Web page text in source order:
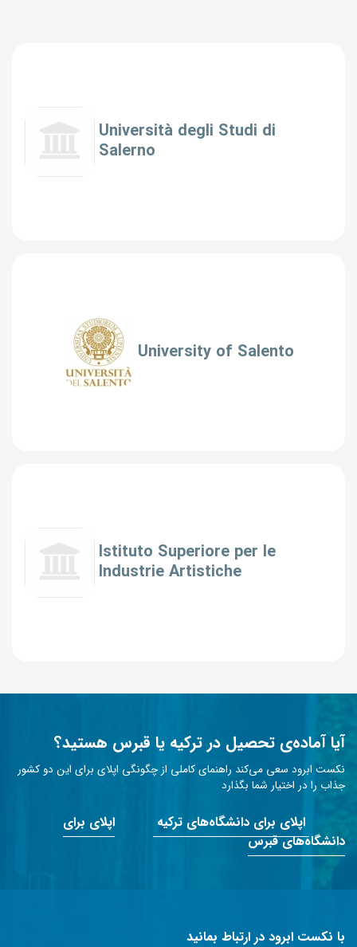
Università degli Studi di
Salerno
University of Salento
Istituto Superiore per le
Industrie Artistiche
آیا آماده‌ی تحصیل در ترکیه یا قبرس هستید؟
نکست ابرود سعی می‌کند راهنمای کاملی از چگونگی اپلای برای این دو کشور
جذاب را در اختیار شما بگذارد
اپلای برای دانشگاه‌های ترکیه
اپلای برای
دانشگاه‌های قبرس
با نکست ابرود در ارتباط بمانید